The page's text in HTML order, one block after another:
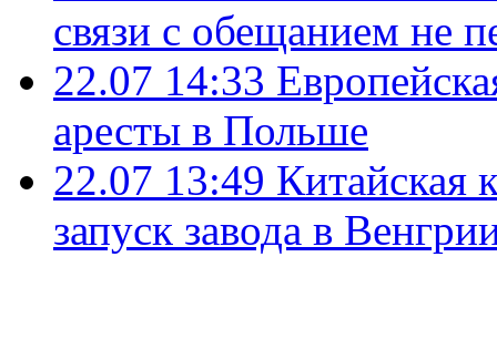
связи с обещанием не
22.07 14:33
аресты в Польше
22.07 13:49 Китайская
запуск завода в